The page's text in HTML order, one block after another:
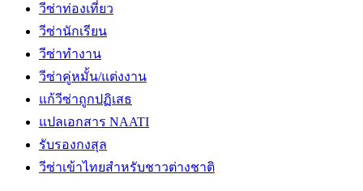
วีซ่าท่องเที่ยว
วีซ่านักเรียน
วีซ่าทำงาน
วีซ่าคู่หมั้น/แต่งงาน
แก้วีซ่าถูกปฏิเสธ
แปลเอกสาร NAATI
รับรองกงสุล
วีซ่าเข้าไทยสำหรับชาวต่างชาติ